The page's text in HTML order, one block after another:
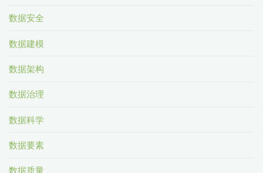
数据安全
数据建模
数据架构
数据治理
数据科学
数据要素
数据质量